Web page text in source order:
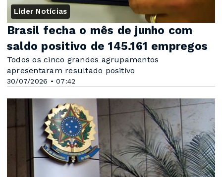
Líder Notícias
30/07/2026 • 07:42
Brasil fecha o mês de junho com
saldo positivo de 145.161 empregos
Todos os cinco grandes agrupamentos
apresentaram resultado positivo